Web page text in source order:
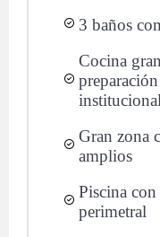
3 baños
Cocina
Gran zona
amplios
Piscina con
perimetral